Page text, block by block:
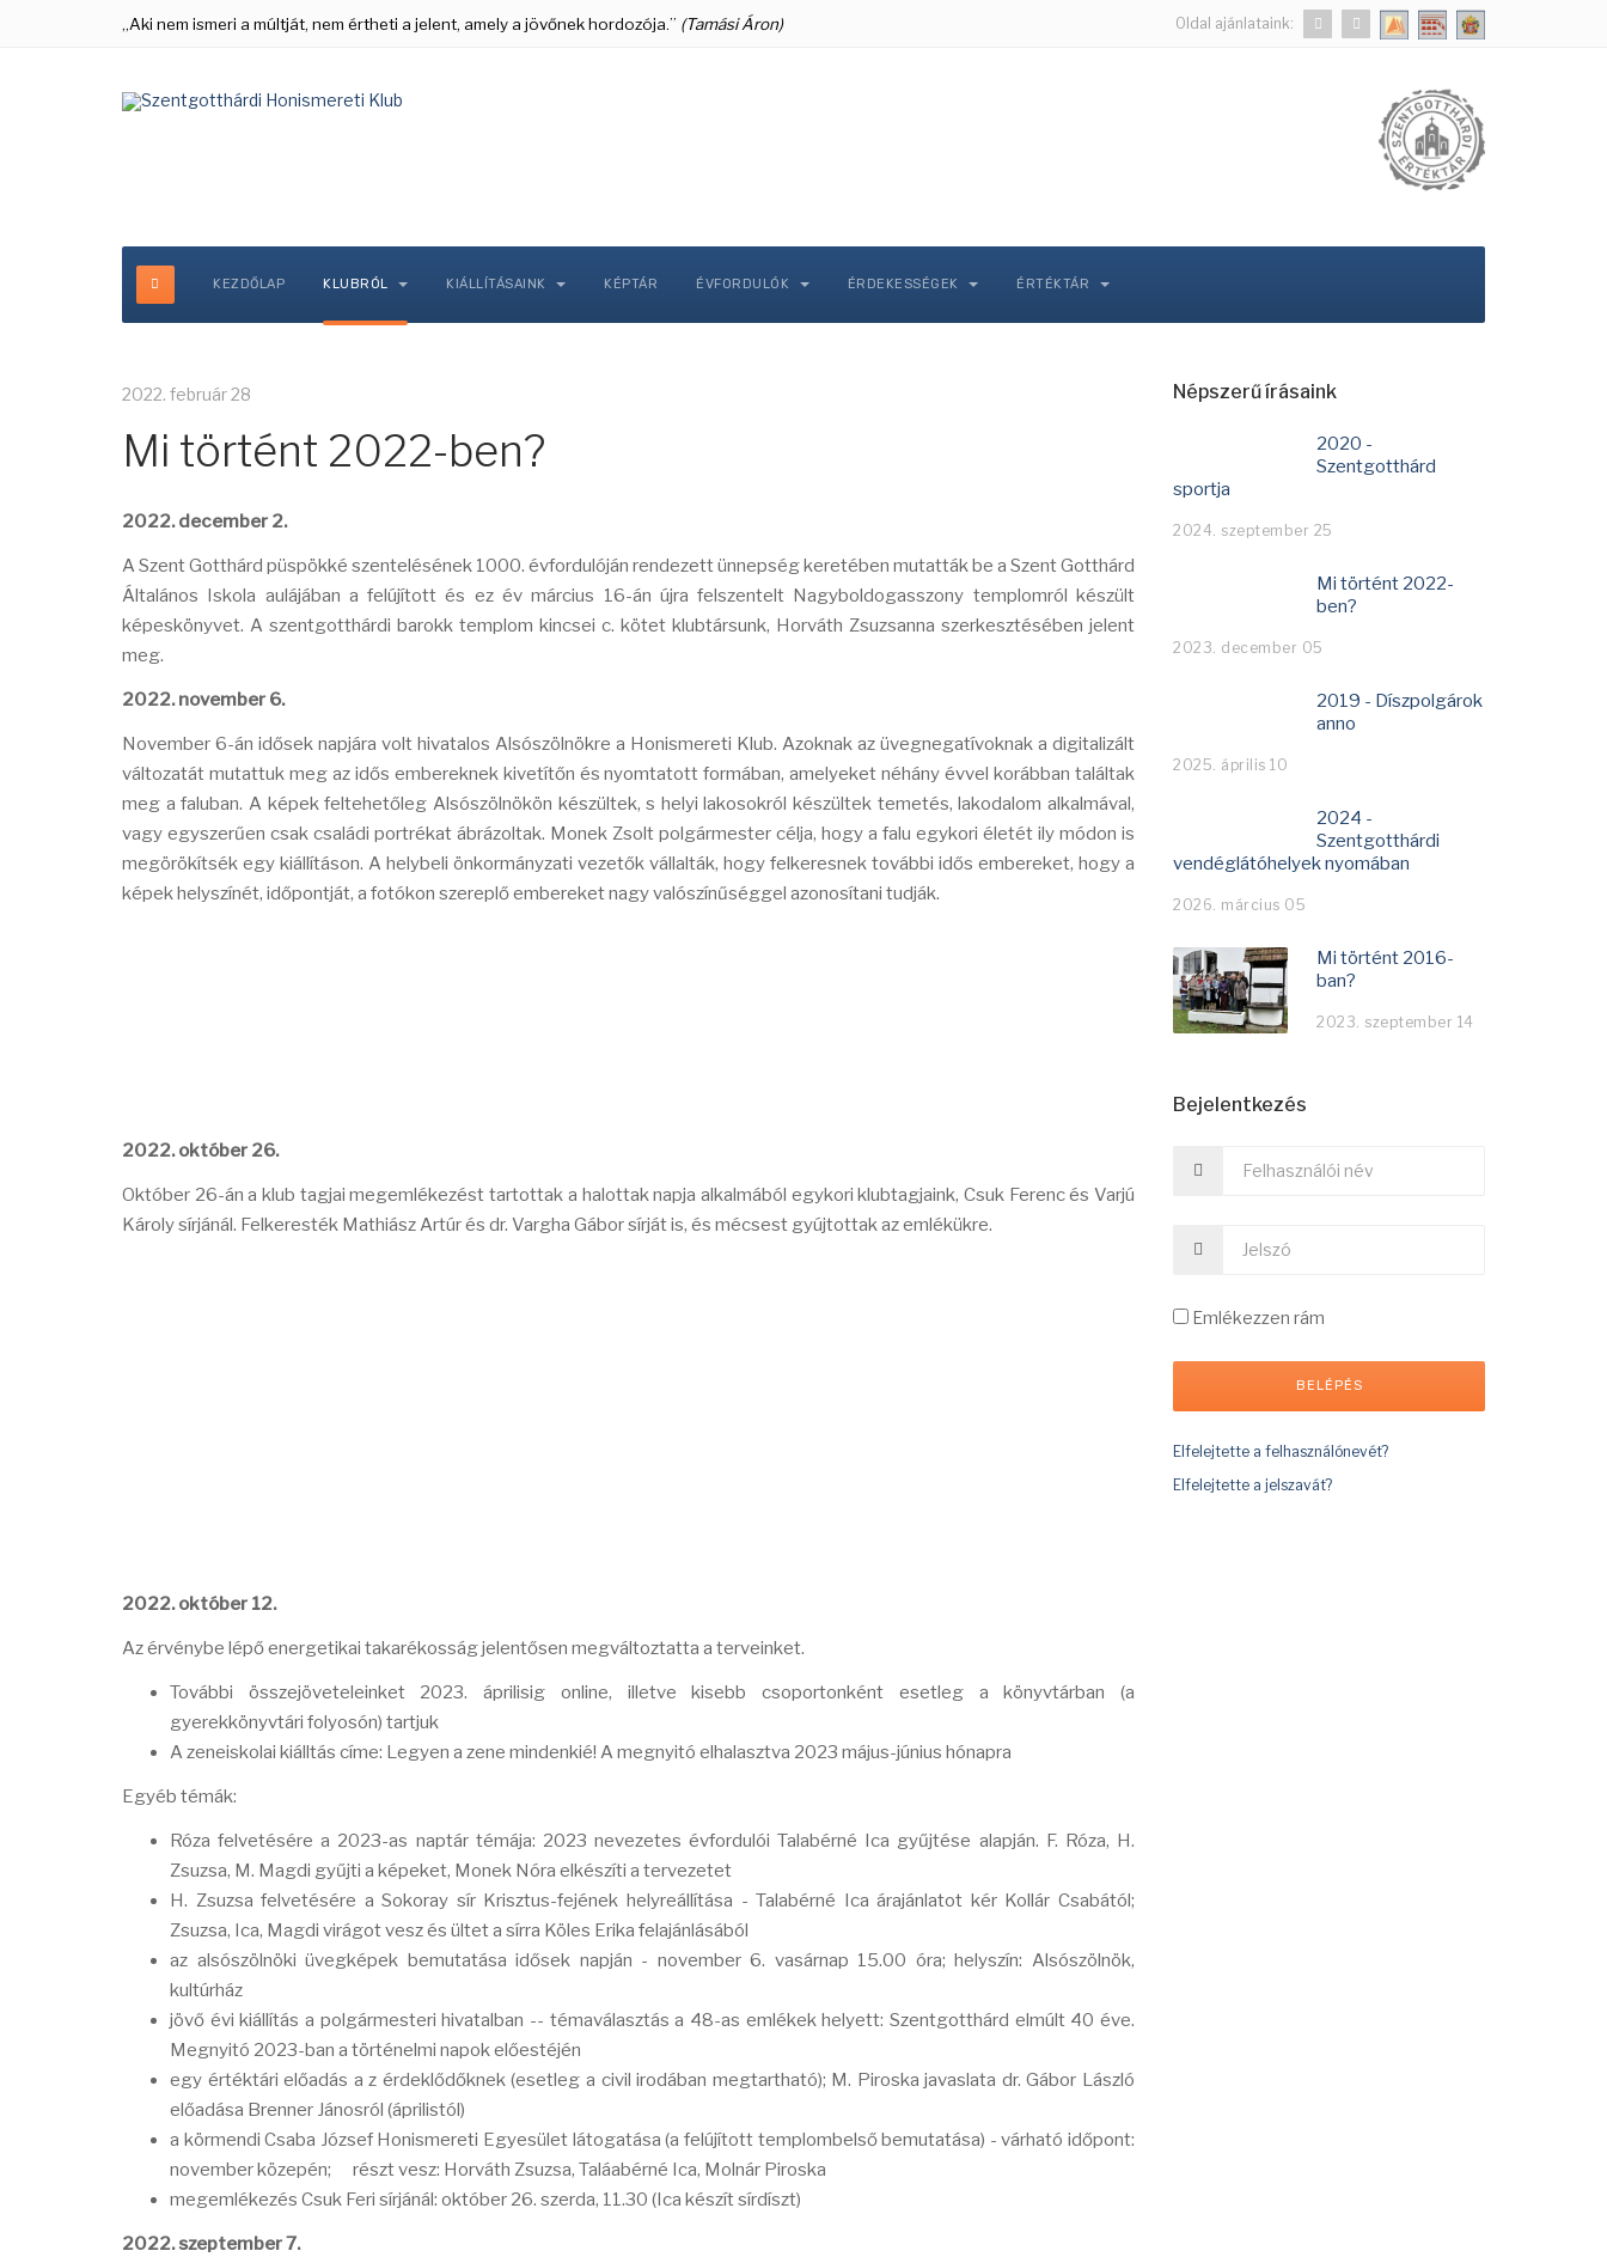
„Aki nem ismeri a múltját, nem értheti a jelent, amely a jövőnek hordozója.” (Tamási Áron) Oldal ajánlataink:
KEZDŐLAP KLUBRÓL KIÁLLÍTÁSAINK KÉPTÁR ÉVFORDULÓK ÉRDEKESSÉGEK ÉRTÉKTÁR
2022. február 28
Mi történt 2022-ben?
2022. december 2.
A Szent Gotthárd püspökké szentelésének 1000. évfordulóján rendezett ünnepség keretében mutatták be a Szent Gotthárd
Általános Iskola aulájában a felújított és ez év március 16-án újra felszentelt Nagyboldogasszony templomról készült
képeskönyvet. A szentgotthárdi barokk templom kincsei c. kötet klubtársunk, Horváth Zsuzsanna szerkesztésében jelent
meg.
2022. november 6.
November 6-án idősek napjára volt hivatalos Alsószölnökre a Honismereti Klub. Azoknak az üvegnegatívoknak a digitalizált
változatát mutattuk meg az idős embereknek kivetítőn és nyomtatott formában, amelyeket néhány évvel korábban találtak
meg a faluban. A képek feltehetőleg Alsószölnökön készültek, s helyi lakosokról készültek temetés, lakodalom alkalmával,
vagy egyszerűen csak családi portrékat ábrázoltak. Monek Zsolt polgármester célja, hogy a falu egykori életét ily módon is
megörökítsék egy kiállításon. A helybeli önkormányzati vezetők vállalták, hogy felkeresnek további idős embereket, hogy a
képek helyszínét, időpontját, a fotókon szereplő embereket nagy valószínűséggel azonosítani tudják.
2022. október 26.
Október 26-án a klub tagjai megemlékezést tartottak a halottak napja alkalmából egykori klubtagjaink, Csuk Ferenc és Varjú
Károly sírjánál. Felkeresték Mathiász Artúr és dr. Vargha Gábor sírját is, és mécsest gyújtottak az emlékükre.
2022. október 12.
Az érvénybe lépő energetikai takarékosság jelentősen megváltoztatta a terveinket.
További összejöveteleinket 2023. áprilisig online, illetve kisebb csoportonként esetleg a könyvtárban (a
gyerekkönyvtári folyosón) tartjuk
A zeneiskolai kiálltás címe: Legyen a zene mindenkié! A megnyitó elhalasztva 2023 május-június hónapra
Egyéb témák:
Róza felvetésére a 2023-as naptár témája: 2023 nevezetes évfordulói Talabérné Ica gyűjtése alapján. F. Róza, H.
Zsuzsa, M. Magdi gyűjti a képeket, Monek Nóra elkészíti a tervezetet
H. Zsuzsa felvetésére a Sokoray sír Krisztus-fejének helyreállítása - Talabérné Ica árajánlatot kér Kollár Csabától;
Zsuzsa, Ica, Magdi virágot vesz és ültet a sírra Köles Erika felajánlásából
az alsószölnöki üvegképek bemutatása idősek napján - november 6. vasárnap 15.00 óra; helyszín: Alsószölnök,
kultúrház
jövő évi kiállítás a polgármesteri hivatalban -- témaválasztás a 48-as emlékek helyett: Szentgotthárd elmúlt 40 éve.
Megnyitó 2023-ban a történelmi napok előestéjén
egy értéktári előadás a z érdeklődőknek (esetleg a civil irodában megtartható); M. Piroska javaslata dr. Gábor László
előadása Brenner Jánosról (áprilistól)
a körmendi Csaba József Honismereti Egyesület látogatása (a felújított templombelső bemutatása) - várható időpont:
november közepén; részt vesz: Horváth Zsuzsa, Taláabérné Ica, Molnár Piroska
megemlékezés Csuk Feri sírjánál: október 26. szerda, 11.30 (Ica készít sírdíszt)
2022. szeptember 7.
Népszerű írásaink
2020 -
Szentgotthárd
sportja
2024. szeptember 25
Mi történt 2022-
ben?
2023. december 05
2019 - Díszpolgárok
anno
2025. április 10
2024 -
Szentgotthárdi
vendéglátóhelyek nyomában
2026. március 05
Mi történt 2016-
ban?
2023. szeptember 14
Bejelentkezés
Emlékezzen rám
Elfelejtette a felhasználónevét?
Elfelejtette a jelszavát?